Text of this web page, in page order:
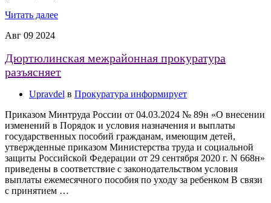
Читать далее
Авг 09 2024
Дюртюлинская межрайонная прокуратура
разъясняет
Upravdel в Прокуратура информирует
Приказом Минтруда России от 04.03.2024 № 89н «О внесении
изменений в Порядок и условия назначения и выплаты
государственных пособий гражданам, имеющим детей,
утвержденные приказом Министерства труда и социальной
защиты Российской Федерации от 29 сентября 2020 г. N 668н»
приведены в соответствие с законодательством условия
выплаты ежемесячного пособия по уходу за ребенком В связи
с принятием …